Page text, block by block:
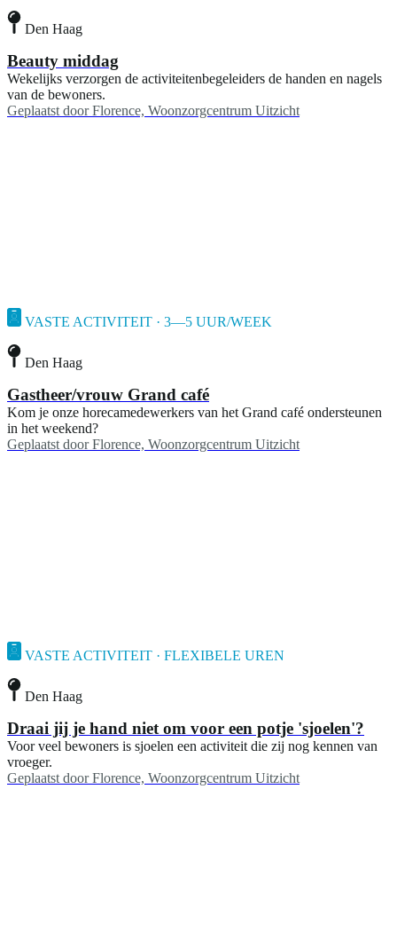
Den Haag
Beauty middag
Wekelijks verzorgen de activiteitenbegeleiders de handen en nagels
van de bewoners.
Geplaatst door Florence, Woonzorgcentrum Uitzicht
VASTE ACTIVITEIT · 3—5 UUR/WEEK
Den Haag
Gastheer/vrouw Grand café
Kom je onze horecamedewerkers van het Grand café ondersteunen
in het weekend?
Geplaatst door Florence, Woonzorgcentrum Uitzicht
VASTE ACTIVITEIT · FLEXIBELE UREN
Den Haag
Draai jij je hand niet om voor een potje 'sjoelen'?
Voor veel bewoners is sjoelen een activiteit die zij nog kennen van
vroeger.
Geplaatst door Florence, Woonzorgcentrum Uitzicht